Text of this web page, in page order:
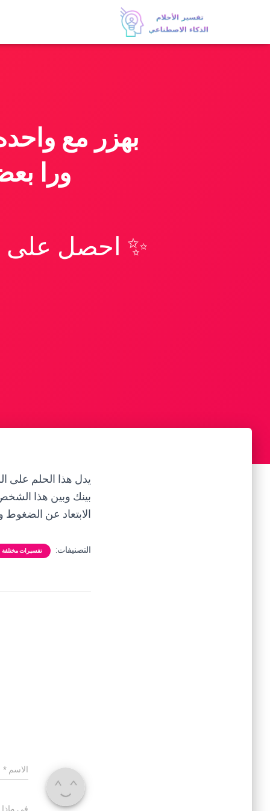
بهزر مع
ورا
✨ احصل على
يدل هذا الحلم على
بينك وبين هذا
الابتعاد عن الضغوط
التصنيفات: تفسيرات مختلفة
الاسم *
في